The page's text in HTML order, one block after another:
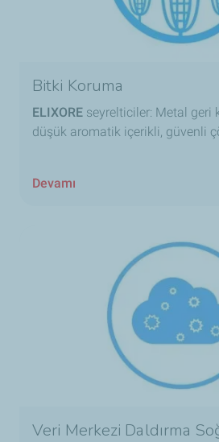
Bitki Koruma
ELIXORE seyrelticiler: Metal geri
düşük aromatik içerikli, güvenli
Devamı
Veri Merkezi Daldırma